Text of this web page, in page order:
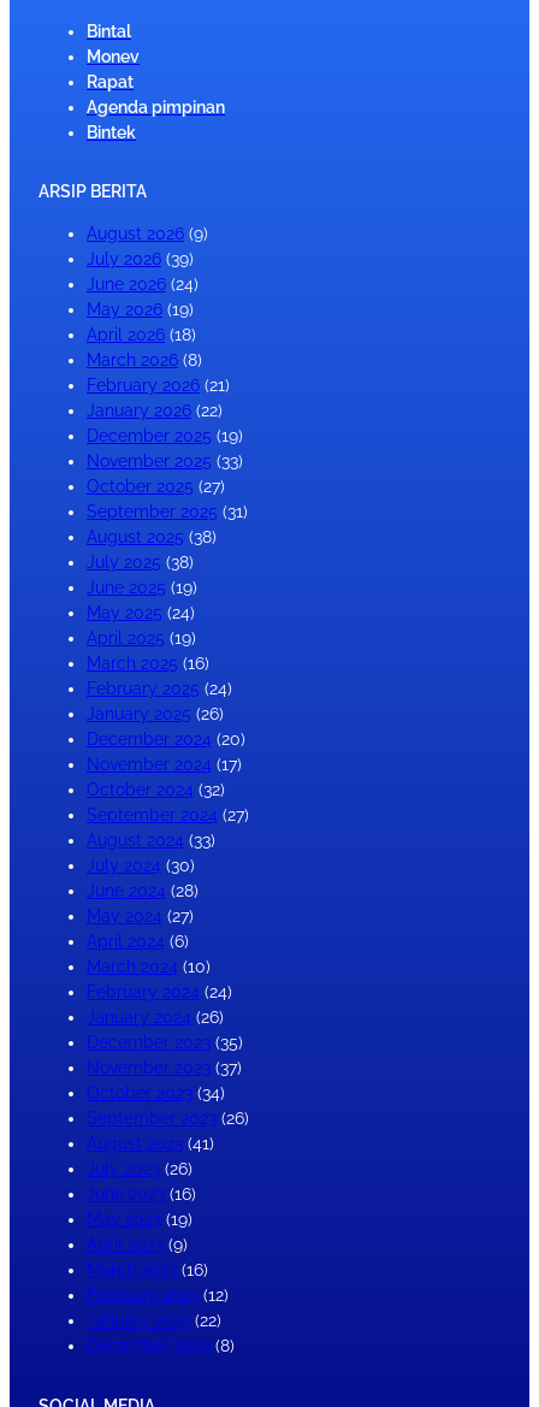
Bintal
Monev
Rapat
Agenda pimpinan
Bintek
ARSIP BERITA
August 2026 (9)
July 2026 (39)
June 2026 (24)
May 2026 (19)
April 2026 (18)
March 2026 (8)
February 2026 (21)
January 2026 (22)
December 2025 (19)
November 2025 (33)
October 2025 (27)
September 2025 (31)
August 2025 (38)
July 2025 (38)
June 2025 (19)
May 2025 (24)
April 2025 (19)
March 2025 (16)
February 2025 (24)
January 2025 (26)
December 2024 (20)
November 2024 (17)
October 2024 (32)
September 2024 (27)
August 2024 (33)
July 2024 (30)
June 2024 (28)
May 2024 (27)
April 2024 (6)
March 2024 (10)
February 2024 (24)
January 2024 (26)
December 2023 (35)
November 2023 (37)
October 2023 (34)
September 2023 (26)
August 2023 (41)
July 2023 (26)
June 2023 (16)
May 2023 (19)
April 2023 (9)
March 2023 (16)
February 2023 (12)
January 2023 (22)
December 2022 (8)